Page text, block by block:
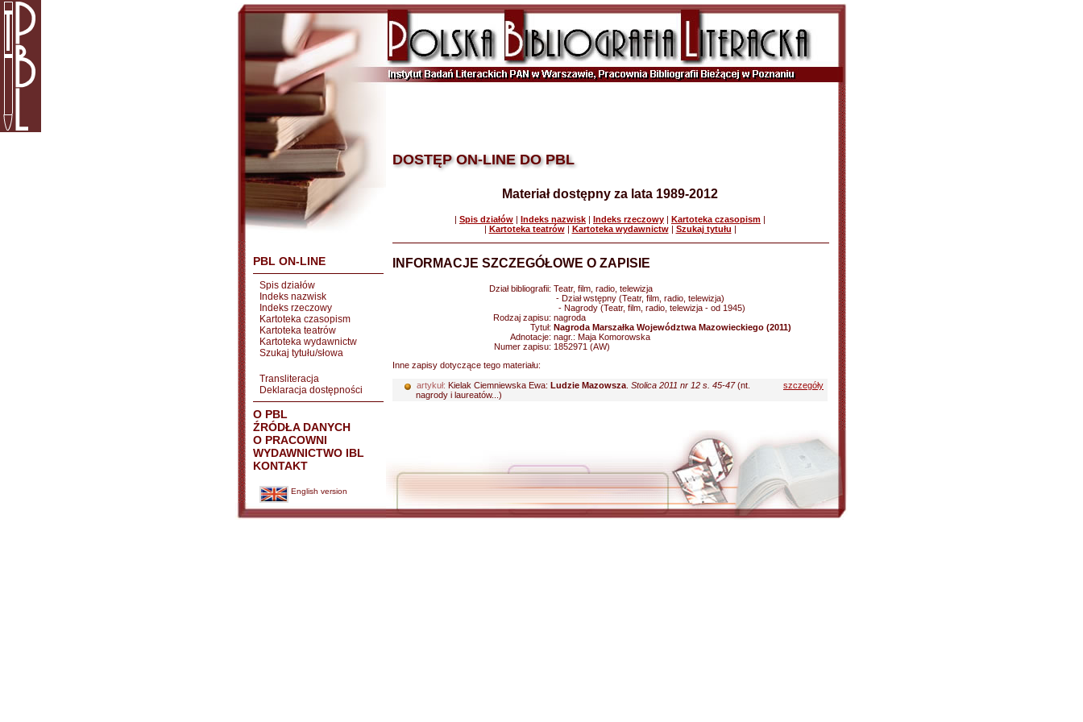
PBL ON-LINE
Spis działów
Indeks nazwisk
Indeks rzeczowy
Kartoteka czasopism
Kartoteka teatrów
Kartoteka wydawnictw
Szukaj tytułu/słowa
Transliteracja
Deklaracja dostępności
O PBL
ŹRÓDŁA DANYCH
O PRACOWNI
WYDAWNICTWO IBL
KONTAKT
English version
DOSTĘP ON-LINE DO PBL
Materiał dostępny za lata 1989-2012
| Spis działów | Indeks nazwisk | Indeks rzeczowy | Kartoteka czasopism |
| Kartoteka teatrów| Kartoteka wydawnictw| Szukaj tytułu |
INFORMACJE SZCZEGÓŁOWE O ZAPISIE
Dział bibliografii: Teatr, film, radio, telewizja
- Dział wstępny (Teatr, film, radio, telewizja)
- Nagrody (Teatr, film, radio, telewizja - od 1945)
Rodzaj zapisu: nagroda
Tytuł: Nagroda Marszałka Województwa Mazowieckiego (2011)
Adnotacje: nagr.: Maja Komorowska
Numer zapisu: 1852971 (AW)
Inne zapisy dotyczące tego materiału:
artykuł: Kielak Ciemniewska Ewa: Ludzie Mazowsza Stolica 2011 nr 12 s. 45-47(nt.
nagrody i laureatów...)
szczegóły